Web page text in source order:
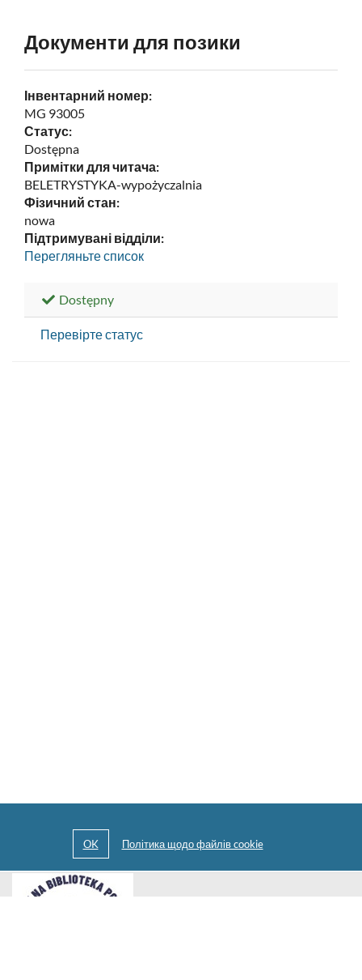
Документи для позики
Інвентарний номер:
MG 93005
Статус:
Dostępna
Примітки для читача:
BELETRYSTYKA-wypożyczalnia
Фізичний стан:
nowa
Підтримувані відділи:
Перегляньте список
Dostępny
Перевірте статус